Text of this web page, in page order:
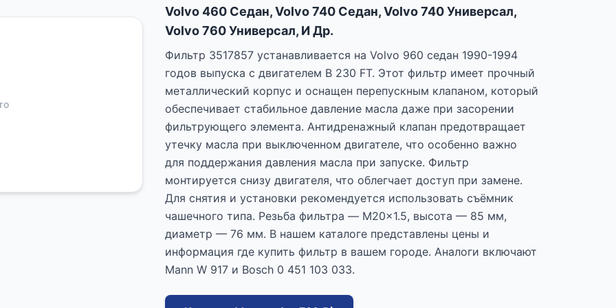
Volvo 460 Седан, Volvo 740 Седан, Volvo 740 Универсал,
Volvo 760 Универсал, И Др.
Фильтр 3517857 устанавливается на Volvo 960 седан 1990-1994
годов выпуска с двигателем B 230 FT. Этот фильтр имеет прочный
металлический корпус и оснащен перепускным клапаном, который
обеспечивает стабильное давление масла даже при засорении
фильтрующего элемента. Антидренажный клапан предотвращает
утечку масла при выключенном двигателе, что особенно важно
для поддержания давления масла при запуске. Фильтр
монтируется снизу двигателя, что облегчает доступ при замене.
Для снятия и установки рекомендуется использовать съёмник
чашечного типа. Резьба фильтра — M20x1.5, высота — 85 мм,
диаметр — 76 мм. В нашем каталоге представлены цены и
информация где купить фильтр в вашем городе. Аналоги включают
Mann W 917 и Bosch 0 451 103 033.